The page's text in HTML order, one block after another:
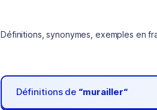
Définitions, synonymes, exemples en
Définitions de “murailler“